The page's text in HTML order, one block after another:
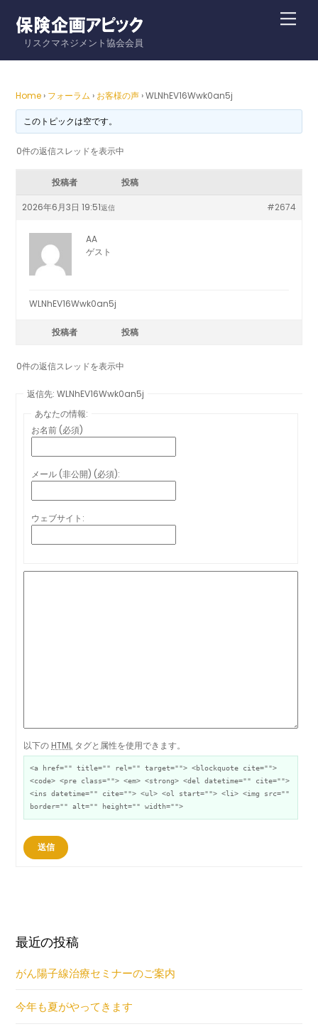
contentリスクマネジメント協会会員
Home › フォーラム › お客様の声 › WLNhEV16Wwk0an5j
このトピックは空です。
0件の返信スレッドを表示中
投稿者 投稿
2026年6月3日 19:51 #2674
返信
AA
ゲスト
WLNhEV16Wwk0an5j
投稿者 投稿
0件の返信スレッドを表示中
返信先: WLNhEV16Wwk0an5j
あなたの情報:
お名前 (必須)
メール (非公開) (必須):
ウェブサイト:
以下の HTML タグと属性を使用できます。
<a href="" title="" rel="" target=""> <blockquote cite="">
<code> <pre class=""> <em> <strong> <del datetime="" cite="">
<ins datetime="" cite=""> <ul> <ol start=""> <li> <img src=""
border="" alt="" height="" width="">
送信
最近の投稿
がん陽子線治療セミナーのご案内
今年も夏がやってきます